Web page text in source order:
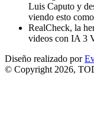
Luis Caputo y
viendo esto
RealCheck, la
videos con IA 3
Diseño realizado por
© Copyright 2026,